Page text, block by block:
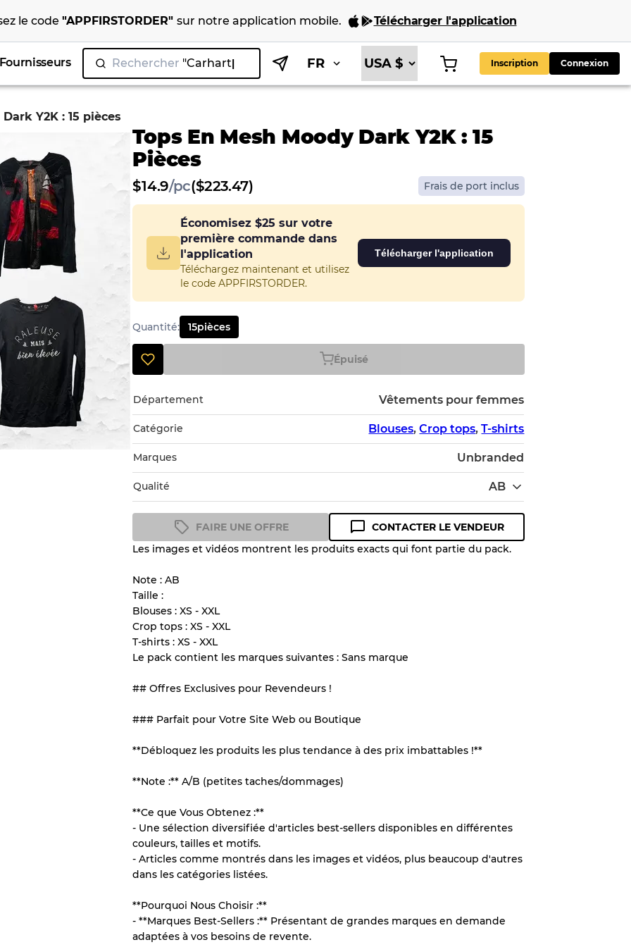
le code "APPFIRSTORDER" sur notre application mobile. Télécharger l'application
Rechercher "Ni| FR Inscription Connexion
Y2K : 15 pièces
Tops En Mesh Moody Dark Y2K : 15
Pièces
$14.9/pc($223.47) Frais de port inclus
Économisez $25 sur votre
première commande dans
l'application
Téléchargez maintenant et utilisez
le code APPFIRSTORDER.
Télécharger l'application
Quantité: 15pièces
Épuisé
Département Vêtements pour femmes
Catégorie Blouses,Crop tops,T-shirts
Marques Unbranded
Qualité AB
Guide des conditions
Tous les produits incluent un niveau de qualité pour comprendre
l'état et l'apparence de chaque article avant l'achat.
Il y a une marge d'erreur allant jusqu'à
vente en gros
Notre système à 3 niveaux
Qualité B Peu utilisé
Qualité CUsure visible avec taches
Répartition pour ratios mixtes
Qualité AB
70% A, 30% B
Qualité BC
FAIRE UNE OFFRE
CONTACTER LE VENDEUR
Les images et vidéos montrent les produits exacts qui font partie du pack.
Note : AB
Taille :
Blouses : XS - XXL
Crop tops : XS - XXL
T-shirts : XS - XXL
Le pack contient les marques suivantes : Sans marque
## Offres Exclusives pour Revendeurs !
### Parfait pour Votre Site Web ou Boutique
**Débloquez les produits les plus tendance à des prix imbattables !**
**Note :** A/B (petites taches/dommages)
**Ce que Vous Obtenez :**
- Une sélection diversifiée d'articles best-sellers disponibles en différentes
couleurs, tailles et motifs.
- Articles comme montrés dans les images et vidéos, plus beaucoup d'autres
dans les catégories listées.
**Pourquoi Nous Choisir :**
- **Marques Best-Sellers :** Présentant de grandes marques en demande
adaptées à vos besoins de revente.